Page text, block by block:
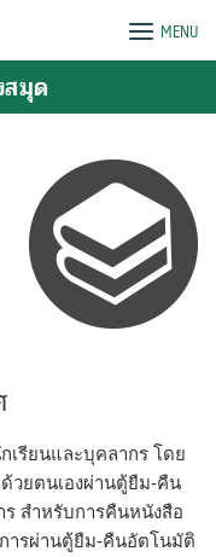
MENU
มุด
เรียนและบุคลากร โดย
วยตนเองผ่านตู้ยืม-คืน
สำหรับการคืนหนังสือ
ารผ่านตู้ยืม-คืนอัตโนมัติ